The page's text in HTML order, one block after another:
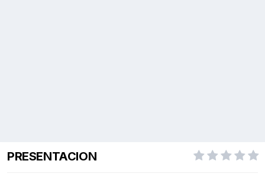
PRESENTACION